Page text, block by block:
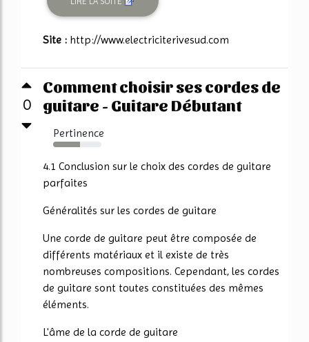
Site : http://www.electriciterivesud.com
0
Comment choisir ses cordes de
guitare - Guitare Débutant
Pertinence
56%
4.1 Conclusion sur le choix des cordes de guitare
parfaites
Généralités sur les cordes de guitare
Une corde de guitare peut être composée de
différents matériaux et il existe de très
nombreuses compositions. Cependant, les cordes
de guitare sont toutes constituées des mêmes
éléments.
L'âme de la corde de guitare